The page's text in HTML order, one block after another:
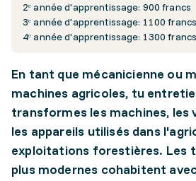
2ᵉ année d'apprentissage: 900 francs
3ᵉ année d'apprentissage: 1100 francs
4ᵉ année d'apprentissage: 1300 francs
En tant que mécanicienne ou
machines agricoles, tu
transformes les machines, les
les appareils utilisés dans
exploitations forestières. Les
plus modernes cohabitent